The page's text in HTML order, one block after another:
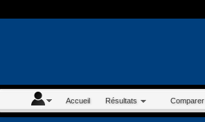
Accueil Résultats Comparer